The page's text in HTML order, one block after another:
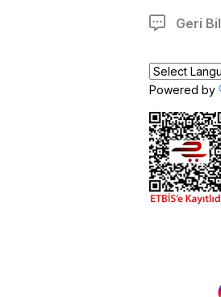
Geri
Powered by